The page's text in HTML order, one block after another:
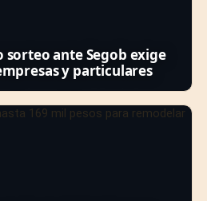
sorteo ante Segob exige
y particulares